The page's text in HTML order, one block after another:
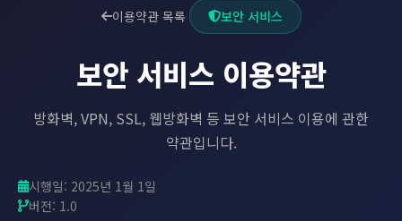
이용약관 목록 보안 서비스
보안 서비스 이용약관
방화벽, VPN, SSL, 웹방화벽 등 보안 서비스 이용에 관한
약관입니다.
시행일: 2025년 1월 1일
버전: 1.0